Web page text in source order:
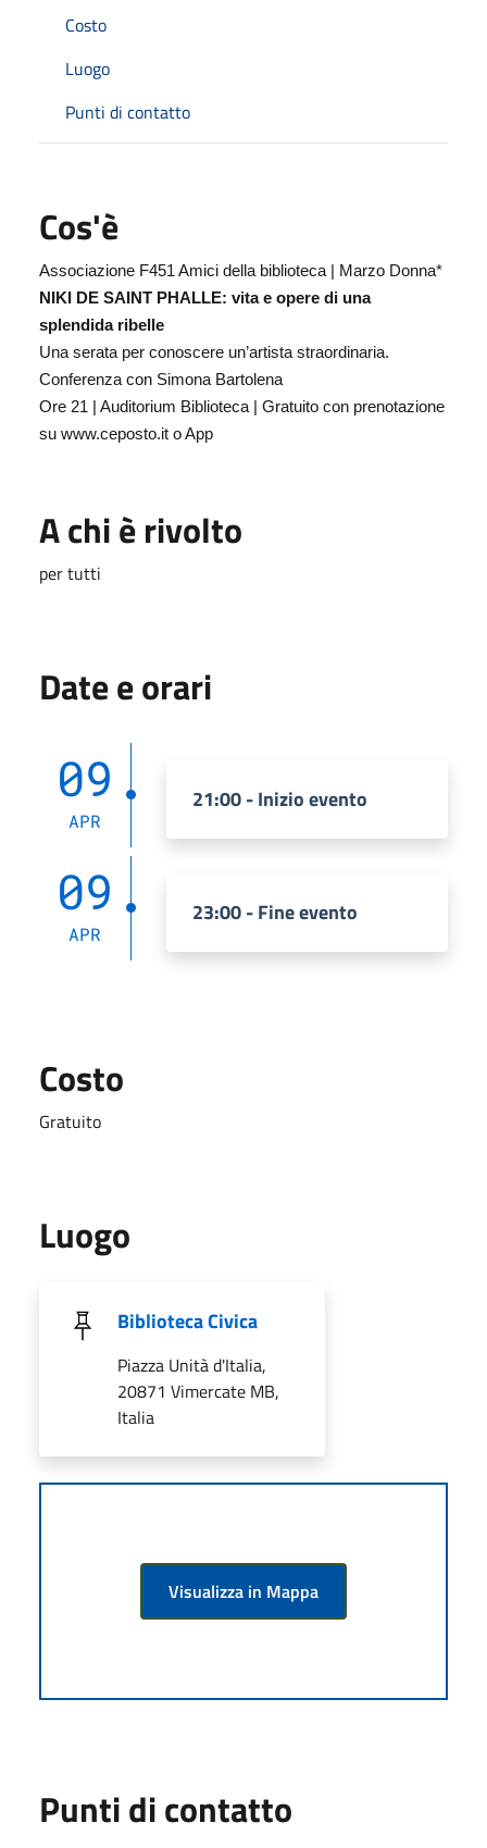
Costo
Luogo
Punti di contatto
Cos'è
Associazione F451 Amici della biblioteca | Marzo Donna*
NIKI DE SAINT PHALLE: vita e opere di una
splendida ribelle
Una serata per conoscere un’artista straordinaria.
Conferenza con Simona Bartolena
Ore 21 | Auditorium Biblioteca | Gratuito con prenotazione
su www.ceposto.it o App
A chi è rivolto
per tutti
Date e orari
09
APR
21:00 - Inizio evento
09
APR
23:00 - Fine evento
Costo
Gratuito
Luogo
Biblioteca Civica
Piazza Unità d'Italia,
20871 Vimercate MB,
Italia
Visualizza in Mappa
Punti di contatto